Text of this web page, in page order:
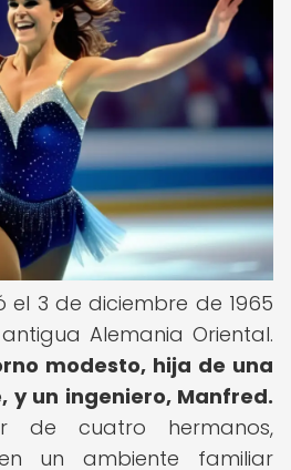
el 3 de diciembre de 1965
Alemania Oriental.
modesto, hija de una
y un ingeniero, Manfred.
de cuatro hermanos,
un ambiente familiar